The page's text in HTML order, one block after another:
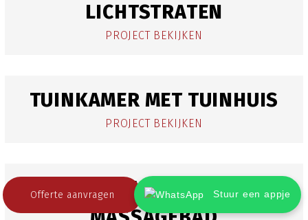
LICHTSTRATEN
PROJECT BEKIJKEN
TUINKAMER MET TUINHUIS
PROJECT BEKIJKEN
TUINKAMER VOORStuur een appje
Offerte aanvragen